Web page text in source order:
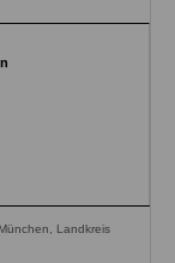
Landkreis